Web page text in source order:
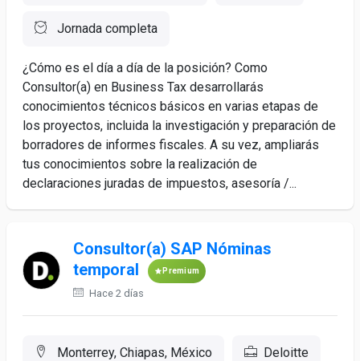
Jornada completa
¿Cómo es el día a día de la posición? Como
Consultor(a) en Business Tax desarrollarás
conocimientos técnicos básicos en varias etapas de
los proyectos, incluida la investigación y preparación de
borradores de informes fiscales. A su vez, ampliarás
tus conocimientos sobre la realización de
declaraciones juradas de impuestos, asesoría /...
Consultor(a) SAP Nóminas
temporal
Premium
Hace 2 días
Monterrey, Chiapas, México Deloitte